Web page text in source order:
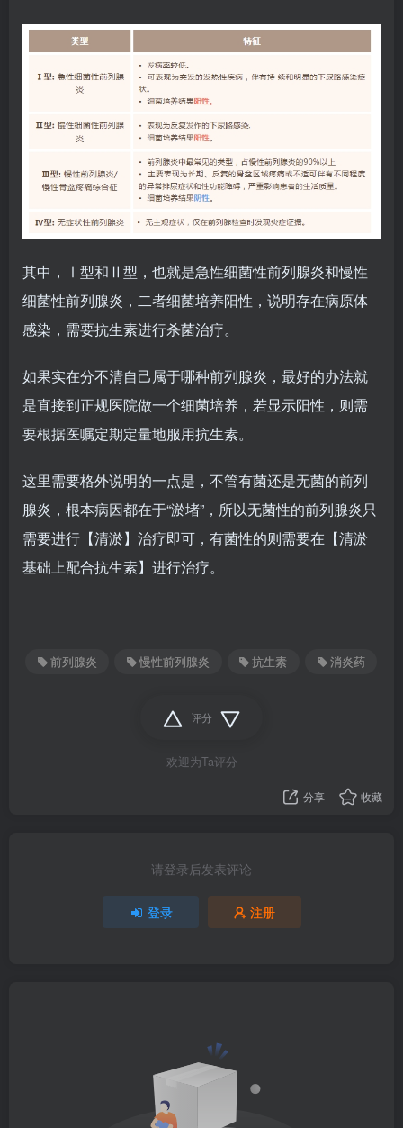
其中，Ⅰ型和Ⅱ型，也就是急性细菌性前列腺炎和慢性
细菌性前列腺炎，二者细菌培养阳性，说明存在病原体
感染，需要抗生素进行杀菌治疗。
如果实在分不清自己属于哪种前列腺炎，最好的办法就
是直接到正规医院做一个细菌培养，若显示阳性，则需
要根据医嘱定期定量地服用抗生素。
这里需要格外说明的一点是，不管有菌还是无菌的前列
腺炎，根本病因都在于“淤堵”，所以无菌性的前列腺炎只
需要进行【清淤】治疗即可，有菌性的则需要在【清淤
基础上配合抗生素】进行治疗。
前列腺炎 慢性前列腺炎 抗生素 消炎药
评分
欢迎为Ta评分
分享 收藏
请登录后发表评论
登录 注册